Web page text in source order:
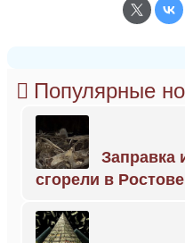
Популярные
Заправка
сгорели в Ростове